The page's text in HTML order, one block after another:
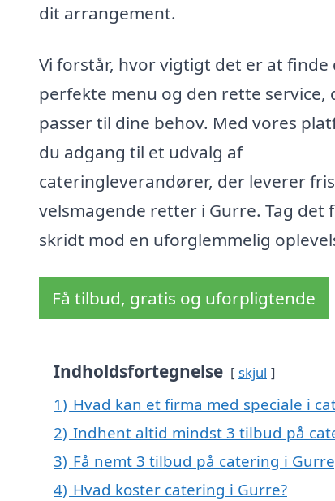
dit arrangement.
Vi forstår, hvor vigtigt det er at finde
perfekte menu og den rette service,
passer til dine behov. Med vores
du adgang til et udvalg af
cateringleverandører, der leverer
velsmagende retter i Gurre. Tag det
skridt mod en uforglemmelig
Få tilbud, gratis og uforpligtende
Indholdsfortegnelse skjul
1) Hvad kan et firma med speciale i
2) Indhent altid mindst 3 tilbud på
3) Få nemt 3 tilbud på catering i
4) Hvad koster catering i Gurre?